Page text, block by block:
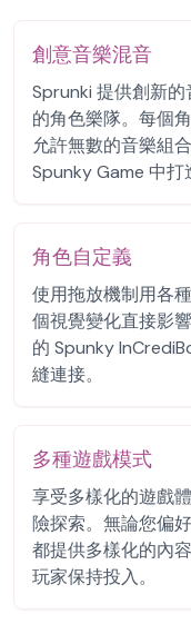
創意音樂混音
Sprunki 提供創新
的角色樂隊。每個
允許無數的音樂組
Spunky Game 中打
角色自定義
使用拖放機制用各
個視覺變化直接影
的 Spunky
縫連接。
多種遊戲模式
享受多樣化的遊戲
險探索。無論您偏
都提供多樣化的內
玩家保持投入。